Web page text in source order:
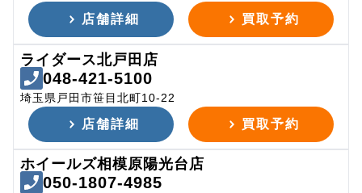
店舗詳細 買取予約
ライダース北戸田店
048-421-5100
埼玉県戸田市笹目北町10-22
店舗詳細 買取予約
ホイールズ相模原陽光台店
050-1807-4985